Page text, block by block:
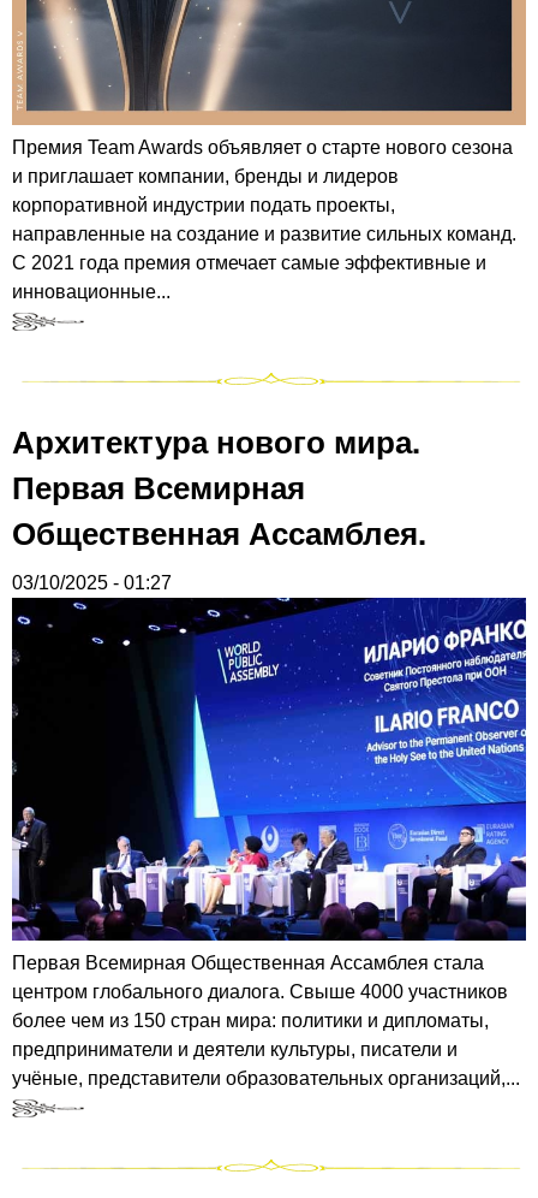
Премия Team Awards объявляет о старте нового сезона
и приглашает компании, бренды и лидеров
корпоративной индустрии подать проекты,
направленные на создание и развитие сильных команд.
С 2021 года премия отмечает самые эффективные и
инновационные...
Архитектура нового мира.
Первая Всемирная
Общественная Ассамблея.
03/10/2025 - 01:27
Первая Всемирная Общественная Ассамблея стала
центром глобального диалога. Свыше 4000 участников
более чем из 150 стран мира: политики и дипломаты,
предприниматели и деятели культуры, писатели и
учёные, представители образовательных организаций,...